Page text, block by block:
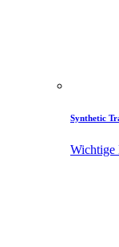
Synthetic
Wichtige